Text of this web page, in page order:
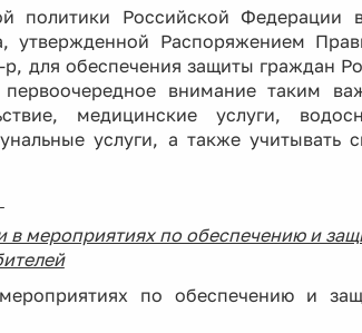
политики Российской Федерации
утвержденной Распоряжением
для обеспечения защиты граждан
первоочередное внимание таким
медицинские услуги,
услуги, а также учитывать
мероприятиях по обеспечению и
по обеспечению и